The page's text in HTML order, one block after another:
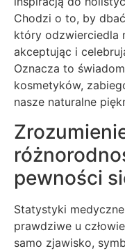
Chodzi o to, by
który odzwierciedla
akceptując i
Oznacza to
kosmetyków,
nasze naturalne
pewności
Statystyki
prawdziwe u
samo zjawisko,